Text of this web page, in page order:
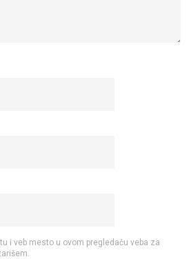
i veb mesto u ovom pregledaču veba za